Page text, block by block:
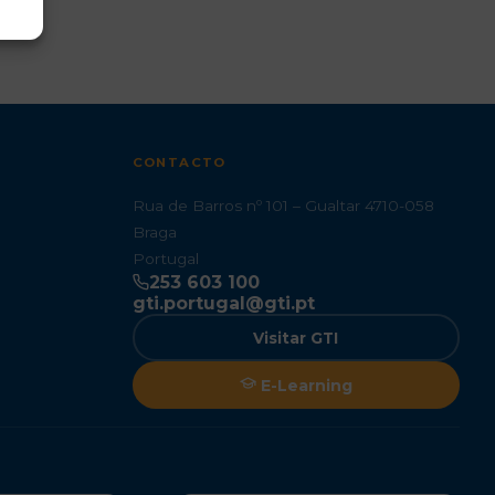
CONTACTO
Rua de Barros nº 101 – Gualtar 4710-058
Braga
Portugal
253 603 100
gti.portugal@gti.pt
Visitar GTI
E-Learning